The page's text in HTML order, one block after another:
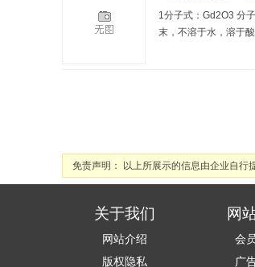
1分子式：Gd2O3 分
末，不溶于水，溶于
免责声明： 以上所展示的信息由企业自行
关于我们
网站介绍
版权隐私
网
会
广